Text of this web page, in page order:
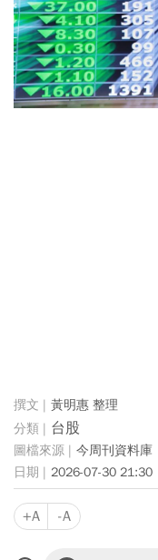
黃明惠 整理
台股
今周刊資料庫
2026-07-30 21:30
+A -A